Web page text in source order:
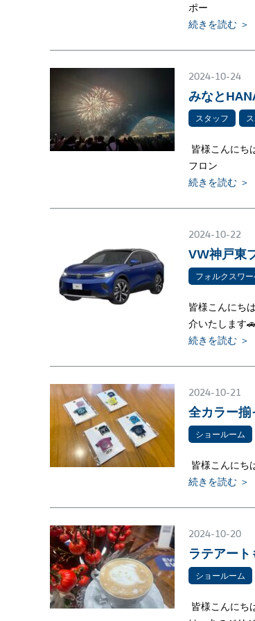
ポー
続きを読む ＞
2024-10-24
みなと
スタッフ
皆様こんにち
フロン
続きを読む ＞
2024-10-22
VW神戸東
フォルクスワ
皆様こんにち
介いたします
続きを読む ＞
2024-10-21
全カラー揃
ショールーム
皆様こんにち
続きを読む ＞
2024-10-20
ラテアー
ショールーム
皆様こんにち